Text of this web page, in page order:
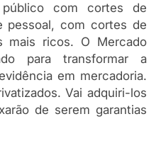
com cortes de
pessoal, com cortes de
mais ricos. O Mercado
para transformar a
em mercadoria.
Vai adquiri-los
de serem garantias